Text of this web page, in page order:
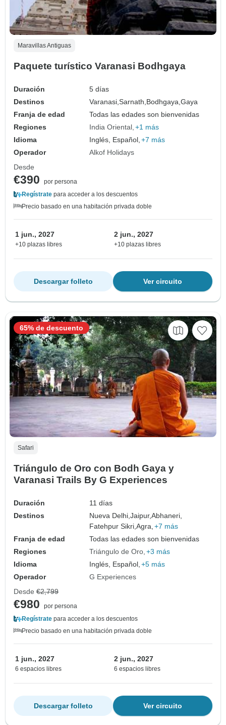
Maravillas Antiguas
Paquete turístico Varanasi Bodhgaya
Duración
5 días
Destinos
Varanasi,Sarnath, Bodhgaya,Gaya
Franja de edad
Todas las edades son bienvenidas
Regiones
India Oriental +1 más
Idioma
Inglés, Español, +7 más
Operador
Alkof Holidays
Desde
€390
por persona
Regístrate para acceder a los descuentos
Precio basado en una habitación privada doble
1 jun., 2027
+10 plazas libres
2 jun., 2027
+10 plazas libres
Ver circuito
Descargar folleto
Safari
Triángulo de Oro con Bodh Gaya y
Varanasi Trails By G Experiences
Duración
11 días
Destinos
Nueva Delhi,Jaipur,Abhaneri,
Fatehpur Sikri,Agra, +7 más
Franja de edad
Todas las edades son bienvenidas
Regiones
Triángulo de Oro +3 más
Idioma
Inglés, Español, +5 más
Operador
G Experiences
65% de descuento
Desde €2,799
€980
por persona
Regístrate para acceder a los descuentos
Precio basado en una habitación privada doble
1 jun., 2027
6 espacios libres
2 jun., 2027
6 espacios libres
Ver circuito
Descargar folleto